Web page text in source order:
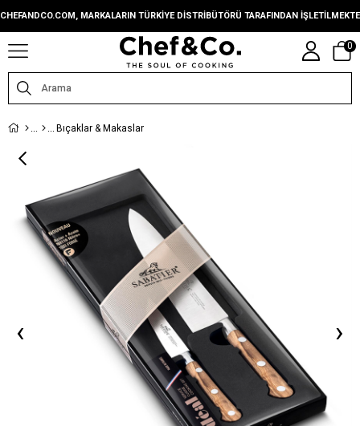
CHEFANDCO.COM, MARKALARIN TÜRKIYE DISTRIBÜTÖRÜ TARAFINDAN
0
Bıçaklar & Makaslar
‹ ›